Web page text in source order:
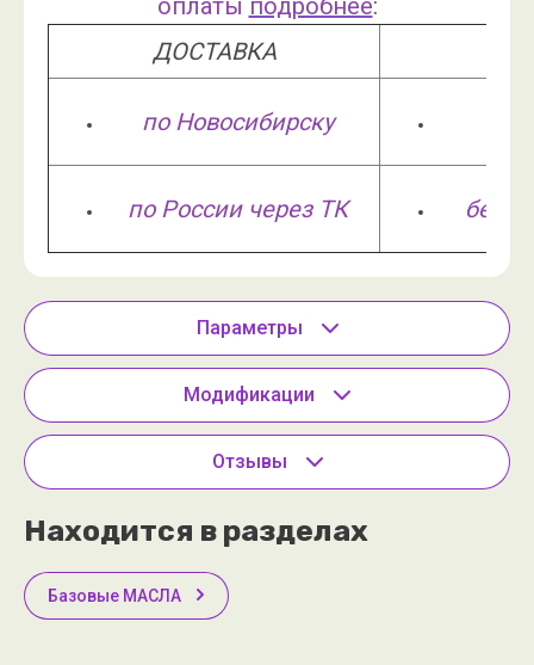
оплаты подробнее:
ДОСТАВКА
по Новосибирску
по России через ТК
Параметры
Модификации
Отзывы
Находится в разделах
Базовые МАСЛА